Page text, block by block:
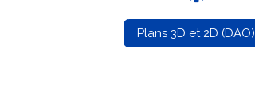
Plans 3D et 2D (DAO)